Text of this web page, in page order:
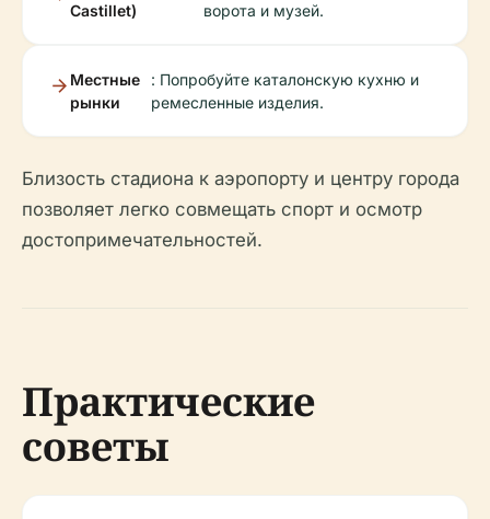
Castillet)
ворота и музей.
Местные
рынки
: Попробуйте каталонскую кухню и
ремесленные изделия.
Близость стадиона к аэропорту и центру города
позволяет легко совмещать спорт и осмотр
достопримечательностей.
Практические
советы